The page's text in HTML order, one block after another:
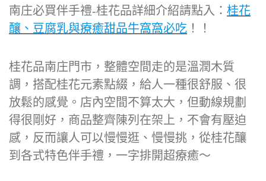
南庄必買伴手禮-桂花品詳細介紹請點入： 桂花
釀、豆腐乳與療癒甜品牛窩窩必吃 ！！
桂花品南庄門市，整體空間走的是溫潤木質
調，搭配桂花元素點綴，給人一種很舒服、很
放鬆的感覺。店內空間不算太大，但動線規劃
得很剛好，商品整齊陳列在架上，不會有壓迫
感，反而讓人可以慢慢逛、慢慢挑，從桂花釀
到各式特色伴手禮，一字排開超療癒～